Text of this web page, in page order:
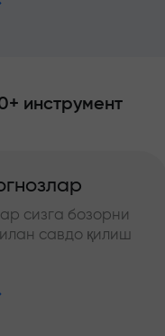
инструмент
сизга бозорни
савдо қилиш